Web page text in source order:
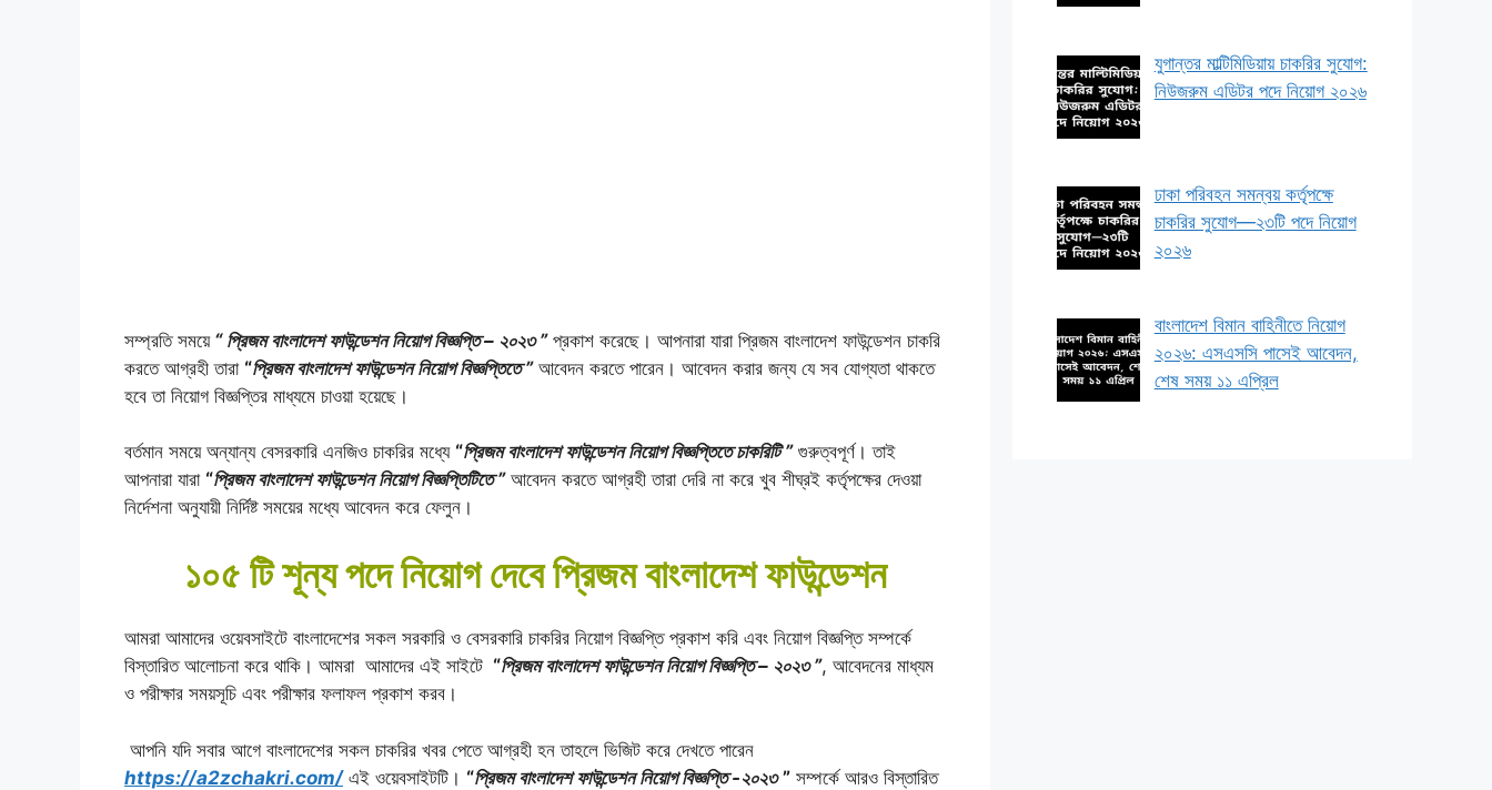
সম্প্রতি সময়ে “ প্রিজম বাংলাদেশ ফাউন্ডেশন নিয়োগ বিজ্ঞপ্তি – ২০২৩ ”প্রকাশ করেছে। আপনারা যারা প্রিজম বাংলাদেশ ফাউন্ডেশন চাকরি
করতে আগ্রহী তারা “প্রিজম বাংলাদেশ ফাউন্ডেশন নিয়োগ বিজ্ঞপ্তিতে ”আবেদন করতে পারেন। আবেদন করার জন্য যে সব যোগ্যতা থাকতে
হবে তা নিয়োগ বিজ্ঞপ্তির মাধ্যমে চাওয়া হয়েছে।
বর্তমান সময়ে অন্যান্য বেসরকারি এনজিও চাকরির মধ্যে “প্রিজম বাংলাদেশ ফাউন্ডেশন নিয়োগ বিজ্ঞপ্তিতে চাকরিটি ”গুরুত্বপূর্ণ। তাই
আপনারা যারা “প্রিজম বাংলাদেশ ফাউন্ডেশন নিয়োগ বিজ্ঞপ্তিটিতে ”আবেদন করতে আগ্রহী তারা দেরি না করে খুব শীঘ্রই কর্তৃপক্ষের দেওয়া
নির্দেশনা অনুযায়ী নির্দিষ্ট সময়ের মধ্যে আবেদন করে ফেলুন।
১০৫ টি শূন্য পদে নিয়োগ দেবে প্রিজম বাংলাদেশ ফাউন্ডেশন
আমরা আমাদের ওয়েবসাইটে বাংলাদেশের সকল সরকারি ও বেসরকারি চাকরির নিয়োগ বিজ্ঞপ্তি প্রকাশ করি এবং নিয়োগ বিজ্ঞপ্তি সম্পর্কে
বিস্তারিত আলোচনা করে থাকি। আমরা আমাদের এই সাইটে “প্রিজম বাংলাদেশ ফাউন্ডেশন নিয়োগ বিজ্ঞপ্তি – ২০২৩ ”, আবেদনের মাধ্যম
ও পরীক্ষার সময়সূচি এবং পরীক্ষার ফলাফল প্রকাশ করব।
আপনি যদি সবার আগে বাংলাদেশের সকল চাকরির খবর পেতে আগ্রহী হন তাহলে ভিজিট করে দেখতে পারেন
https://a2zchakri.com/এই ওয়েবসাইটটি। “প্রিজম বাংলাদেশ ফাউন্ডেশন নিয়োগ বিজ্ঞপ্তি -২০২৩ ” সম্পর্কে আরও বিস্তারিত
যুগান্তর মাল্টিমিডিয়ায় চাকরির সুযোগ:
নিউজরুম এডিটর পদে নিয়োগ ২০২৬
ঢাকা পরিবহন সমন্বয় কর্তৃপক্ষে
চাকরির সুযোগ—২৩টি পদে নিয়োগ
২০২৬
বাংলাদেশ বিমান বাহিনীতে নিয়োগ
২০২৬: এসএসসি পাসেই আবেদন,
শেষ সময় ১১ এপ্রিল